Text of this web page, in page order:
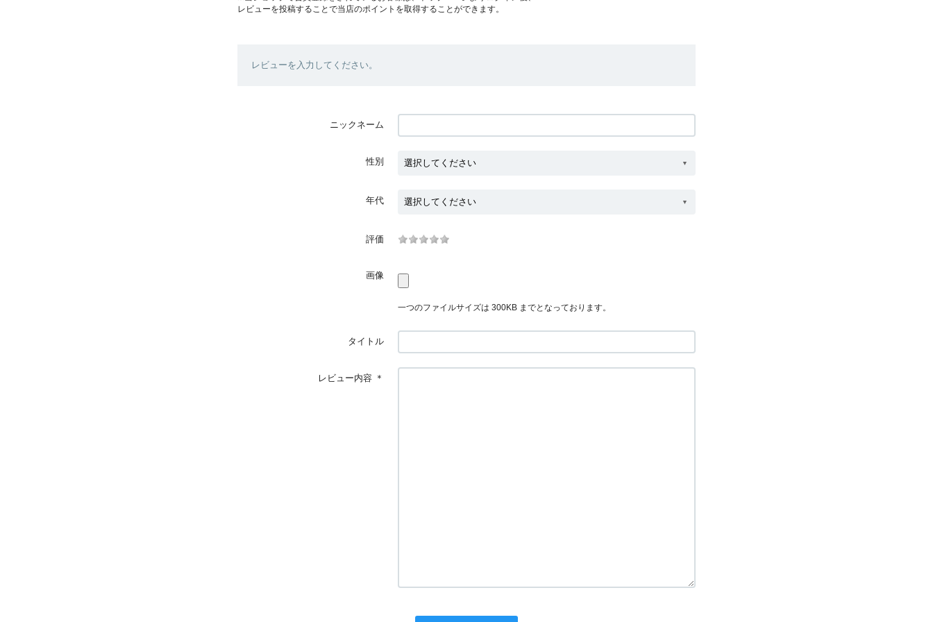
レビューを投稿することで当店のポイントを取得することができます。
レビューを入力してください。
ニックネーム
性別
年代
評価
画像
一つのファイルサイズは 300KB までとなっております。
タイトル
レビュー内容 ＊